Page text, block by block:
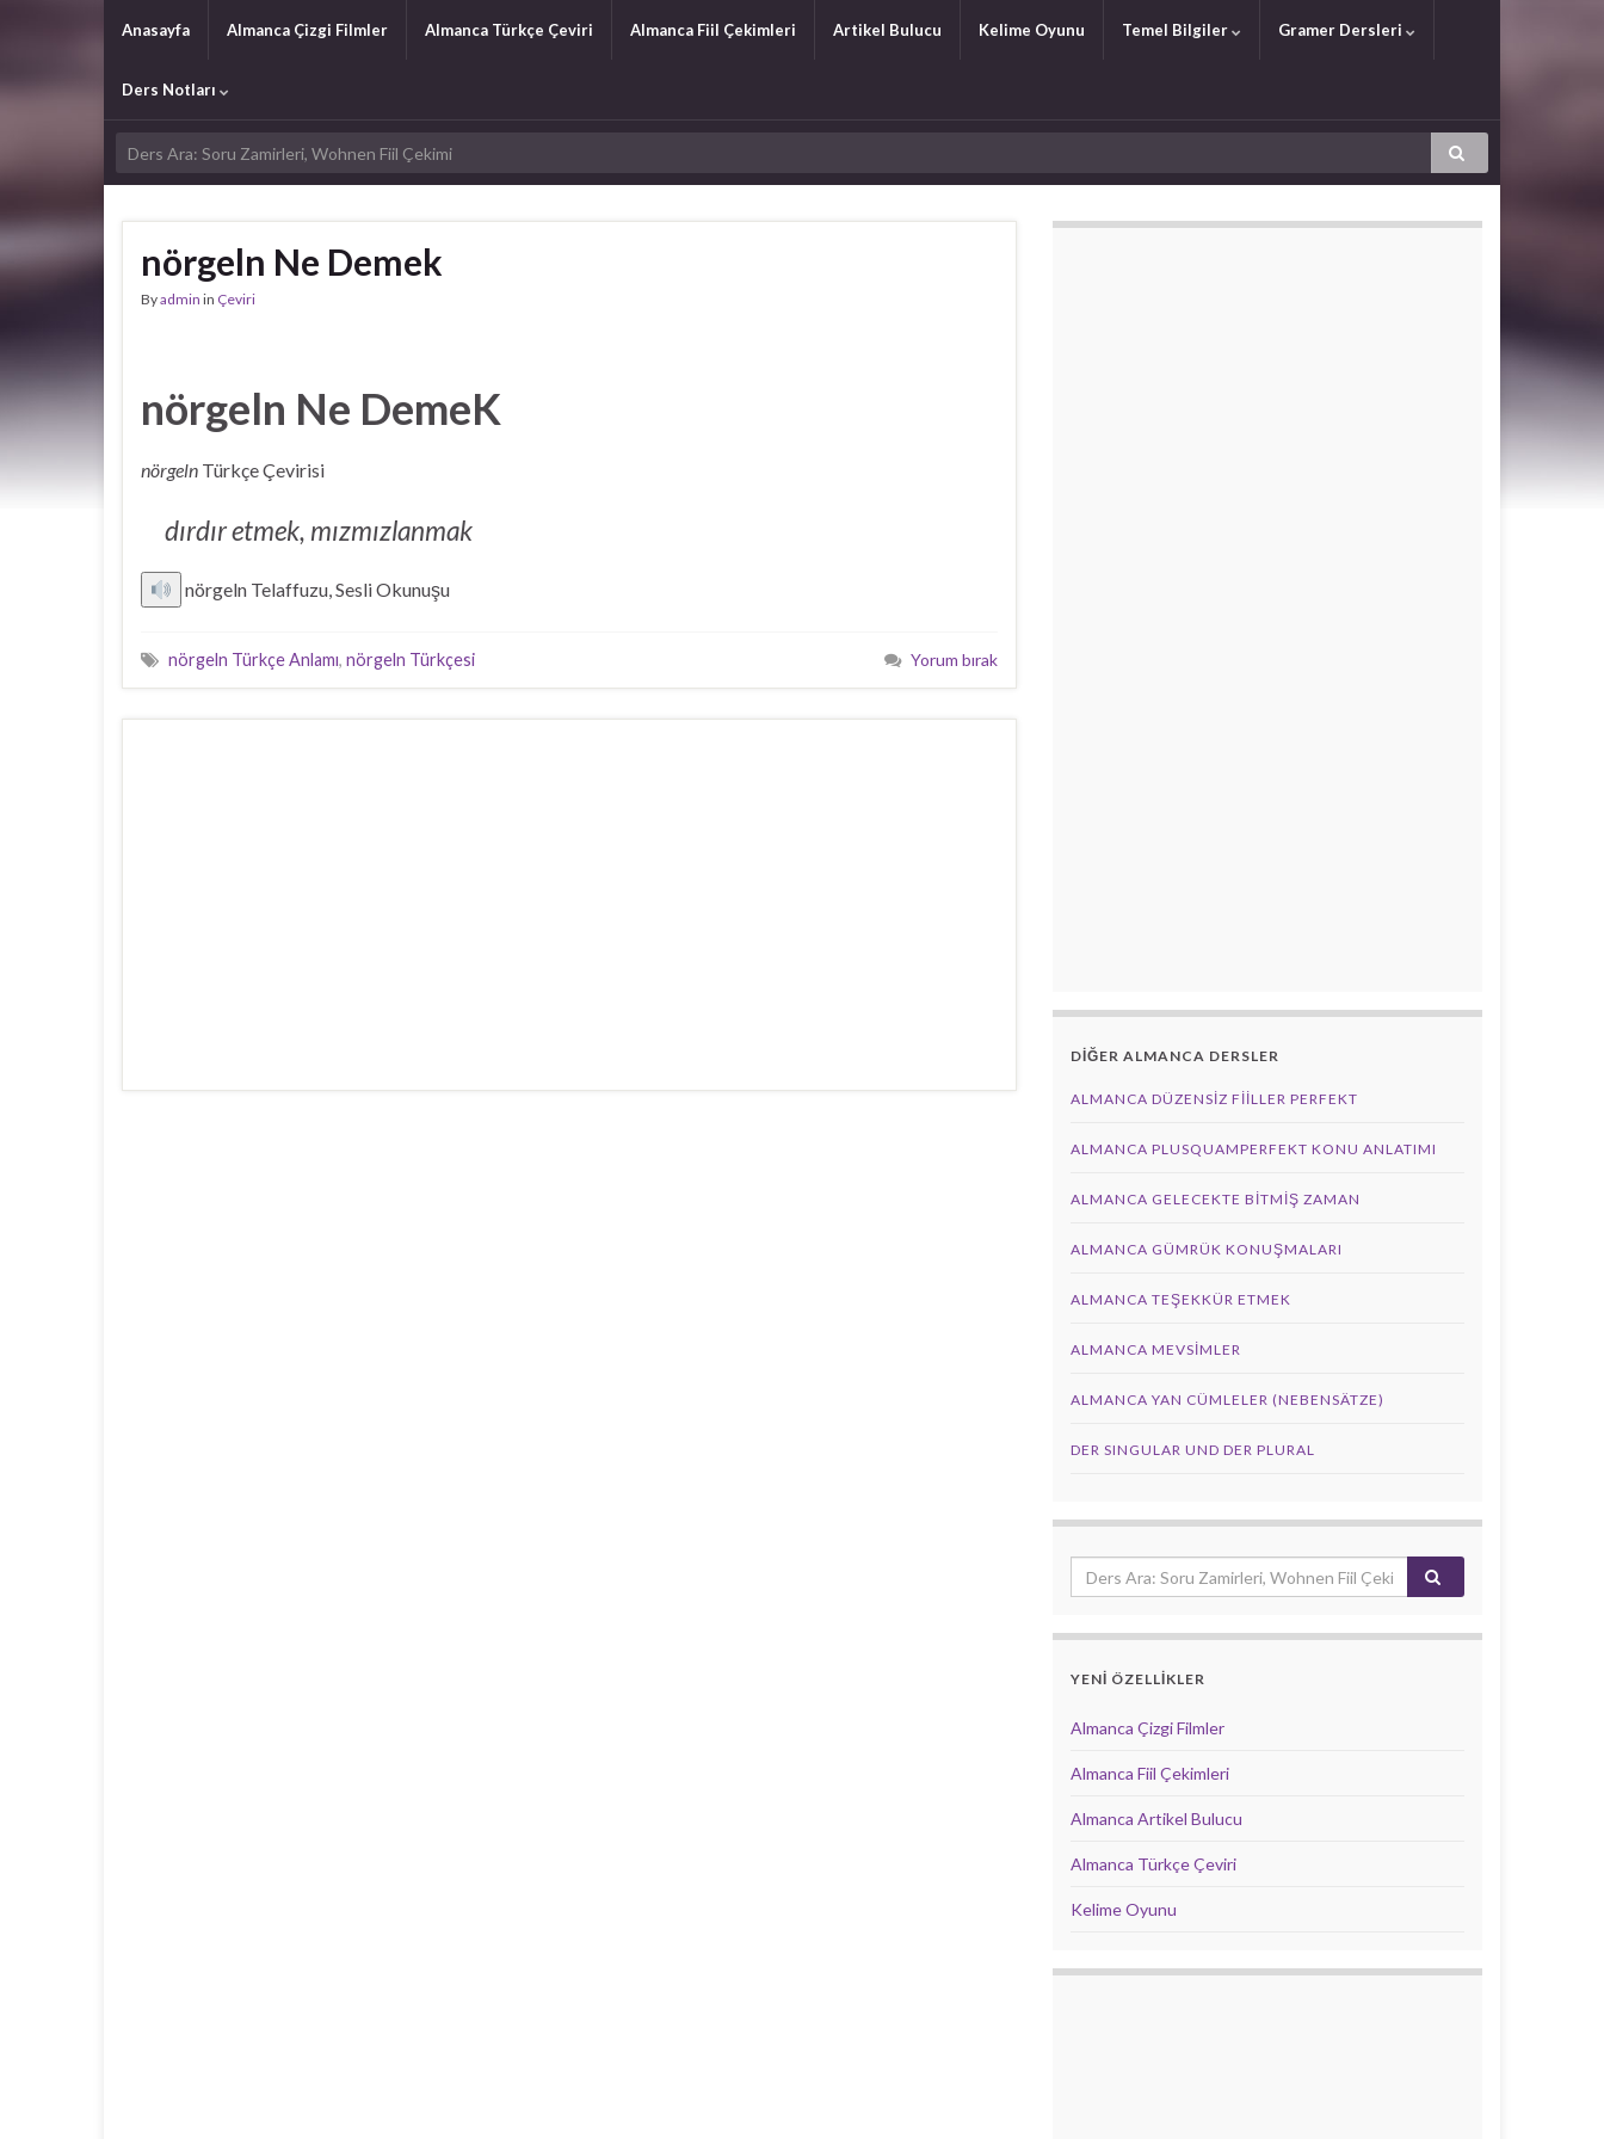
Anasayfa Almanca Çizgi Filmler Almanca Türkçe Çeviri Almanca Fiil Çekimleri Artikel Bulucu Kelime Oyunu Temel Bilgiler Gramer Dersleri
Ders Notları
nörgeln Ne Demek
Byadmin in Çeviri
nörgeln Ne DemeK
nörgeln Türkçe Çevirisi
dırdır etmek, mızmızlanmak
nörgeln Telaffuzu, Sesli Okunuşu
nörgeln Türkçe Anlamı, nörgeln Türkçesi Yorum bırak
DİĞER ALMANCA DERSLER
ALMANCA DÜZENSIZ FIILLER PERFEKT
ALMANCA PLUSQUAMPERFEKT KONU ANLATIMI
ALMANCA GELECEKTE BITMIŞ ZAMAN
ALMANCA GÜMRÜK KONUŞMALARI
ALMANCA TEŞEKKÜR ETMEK
ALMANCA MEVSIMLER
ALMANCA YAN CÜMLELER (NEBENSÄTZE)
DER SINGULAR UND DER PLURAL
YENİ ÖZELLİKLER
Almanca Çizgi Filmler
Almanca Fiil Çekimleri
Almanca Artikel Bulucu
Almanca Türkçe Çeviri
Kelime Oyunu